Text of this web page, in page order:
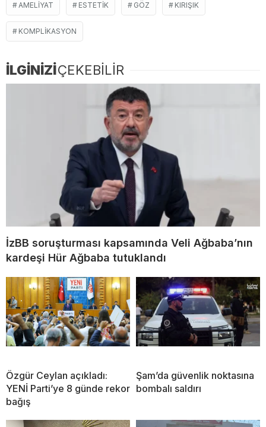
AMELIYAT ESTETIK GÖZ KIRIŞIK
KOMPLIKASYON
İLGİNİZİÇEKEBİLİR
İzBB soruşturması kapsamında Veli Ağbaba’nın
kardeşi Hür Ağbaba tutuklandı
Özgür Ceylan açıkladı:
YENİ Parti’ye 8 günde rekor
bağış
Şam’da güvenlik noktasına
bombalı saldırı